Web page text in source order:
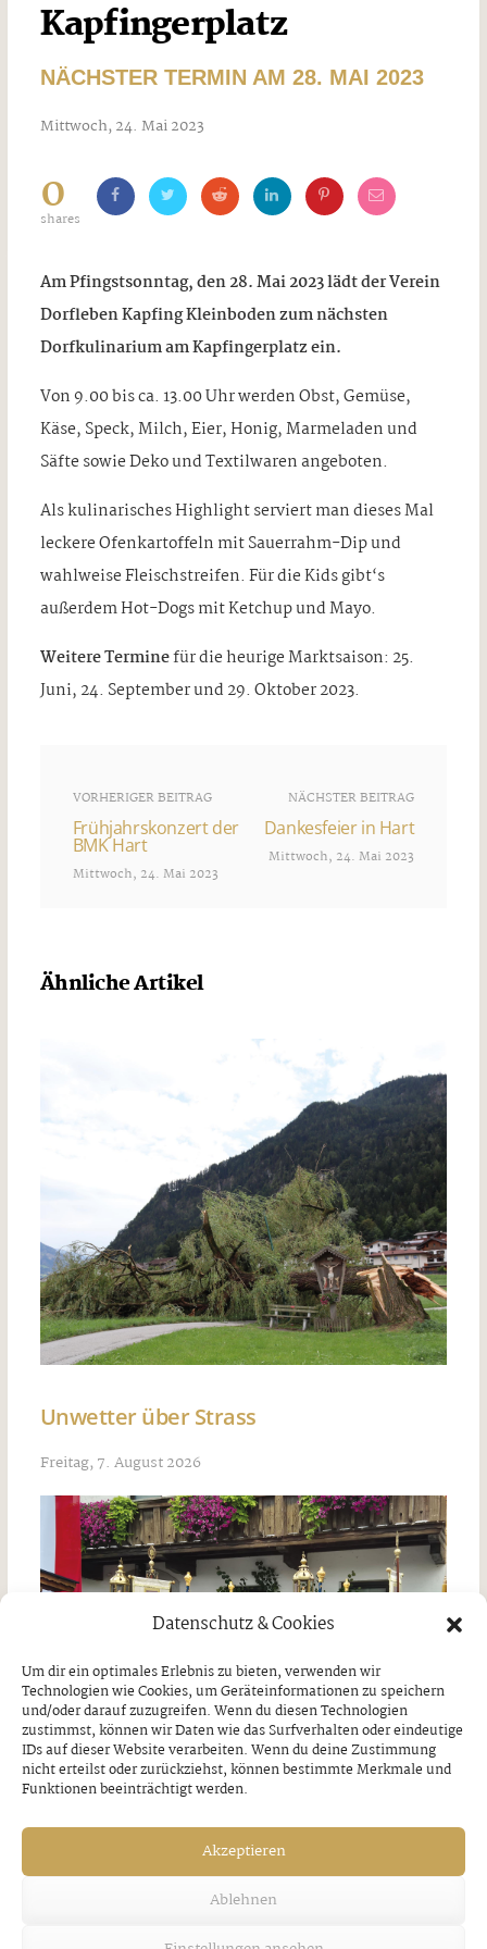
Datenschutz & Cookies
Um dir ein optimales Erlebnis zu bieten, verwenden wir
Technologien wie Cookies, um Geräteinformationen zu speichern
und/oder darauf zuzugreifen. Wenn du diesen Technologien
zustimmst, können wir Daten wie das Surfverhalten oder eindeutige
IDs auf dieser Website verarbeiten. Wenn du deine Zustimmung
nicht erteilst oder zurückziehst, können bestimmte Merkmale und
Funktionen beeinträchtigt werden.
Akzeptieren
Ablehnen
Kapfingerplatz
NÄCHSTER TERMIN AM 28. MAI 2023
Mittwoch, 24. Mai 2023
0
shares
Am Pfingstsonntag, den 28. Mai 2023 lädt der Verein
Dorfleben Kapfing Kleinboden zum nächsten
Dorfkulinarium am Kapfingerplatz ein.
Von 9.00 bis ca. 13.00 Uhr werden Obst, Gemüse,
Käse, Speck, Milch, Eier, Honig, Marmeladen und
Säfte sowie Deko und Textilwaren angeboten.
Als kulinarisches Highlight serviert man dieses Mal
leckere Ofenkartoffeln mit Sauerrahm-Dip und
wahlweise Fleischstreifen. Für die Kids gibt‘s
außerdem Hot-Dogs mit Ketchup und Mayo.
Weitere Terminefür die heurige Marktsaison: 25.
Juni, 24. September und 29. Oktober 2023.
VORHERIGER BEITRAG
Frühjahrskonzert der
BMK Hart
Mittwoch, 24. Mai 2023
NÄCHSTER BEITRAG
Dankesfeier in Hart
Mittwoch, 24. Mai 2023
Ähnliche Artikel
Unwetter über Strass
Freitag, 7. August 2026
Jakobi-Patrozinium in Strass